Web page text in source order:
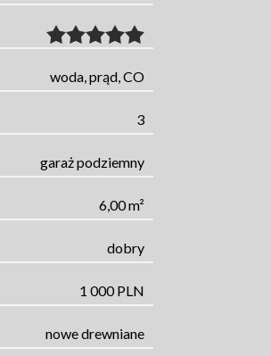
woda, prąd, CO
3
garaż podziemny
6,00 m²
dobry
1 000 PLN
nowe drewniane